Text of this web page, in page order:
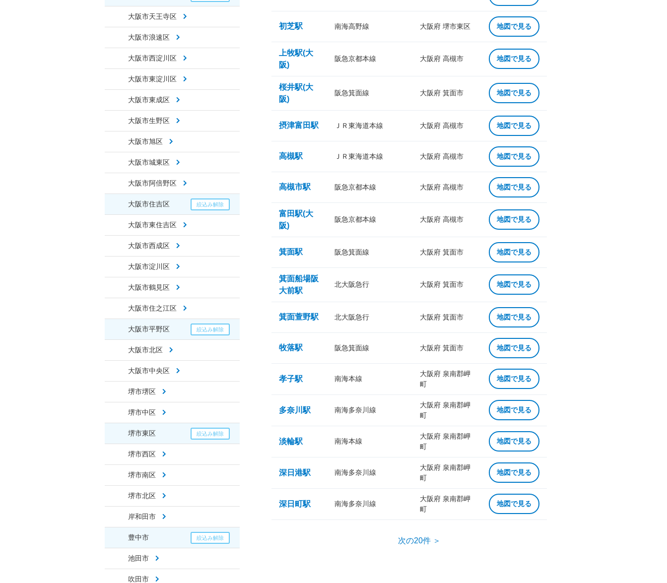
大阪市天王寺区
大阪市浪速区
大阪市西淀川区
大阪市東淀川区
大阪市東成区
大阪市生野区
大阪市旭区
大阪市城東区
大阪市阿倍野区
大阪市住吉区
大阪市東住吉区
大阪市西成区
大阪市淀川区
大阪市鶴見区
大阪市住之江区
大阪市平野区
大阪市北区
大阪市中央区
堺市堺区
堺市中区
堺市東区
堺市西区
堺市南区
堺市北区
岸和田市
豊中市
池田市
吹田市
初芝駅 南海高野線 大阪府 堺市東区 地図で見る
上牧駅(大
阪)
阪急京都本線 大阪府 高槻市 地図で見る
桜井駅(大
阪)
阪急箕面線 大阪府 箕面市 地図で見る
摂津富田駅 ＪＲ東海道本線 大阪府 高槻市 地図で見る
高槻駅 ＪＲ東海道本線 大阪府 高槻市 地図で見る
高槻市駅 阪急京都本線 大阪府 高槻市 地図で見る
富田駅(大
阪)
阪急京都本線 大阪府 高槻市 地図で見る
箕面駅 阪急箕面線 大阪府 箕面市 地図で見る
箕面船場阪
大前駅
北大阪急行 大阪府 箕面市 地図で見る
箕面萱野駅 北大阪急行 大阪府 箕面市 地図で見る
牧落駅 阪急箕面線 大阪府 箕面市 地図で見る
孝子駅 南海本線
大阪府 泉南郡岬
町
地図で見る
多奈川駅 南海多奈川線
大阪府 泉南郡岬
町
地図で見る
淡輪駅 南海本線
大阪府 泉南郡岬
町
地図で見る
深日港駅 南海多奈川線
大阪府 泉南郡岬
町
地図で見る
深日町駅 南海多奈川線
大阪府 泉南郡岬
町
地図で見る
次の20件 ＞